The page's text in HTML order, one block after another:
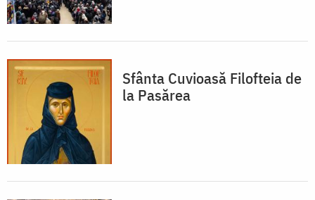
Sfânta Cuvioasă Filofteia de
la Pasărea